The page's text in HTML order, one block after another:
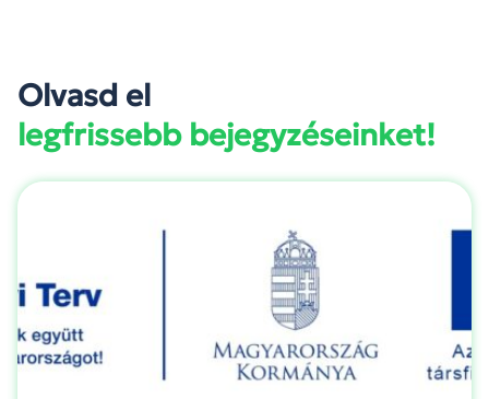
Olvasd el
legfrissebb bejegyzéseinket!